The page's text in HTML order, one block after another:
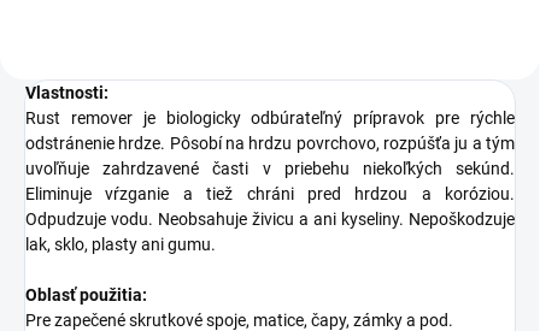
Vlastnosti:
Rust remover je biologicky odbúrateľný prípravok pre rýchle
odstránenie hrdze. Pôsobí na hrdzu povrchovo, rozpúšťa ju a tým
uvoľňuje zahrdzavené časti v priebehu niekoľkých sekúnd.
Eliminuje vŕzganie a tiež chráni pred hrdzou a koróziou.
Odpudzuje vodu. Neobsahuje živicu a ani kyseliny. Nepoškodzuje
lak, sklo, plasty ani gumu.
Oblasť použitia:
Pre zapečené skrutkové spoje, matice, čapy, zámky a pod.